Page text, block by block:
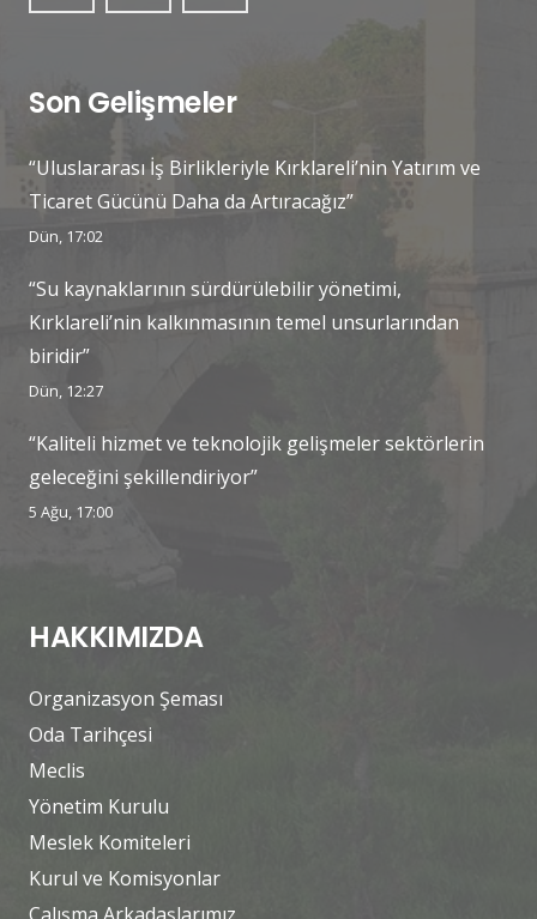
Son Gelişmeler
“Uluslararası İş Birlikleriyle Kırklareli’nin Yatırım ve
Ticaret Gücünü Daha da Artıracağız”
Dün, 17:02
“Su kaynaklarının sürdürülebilir yönetimi,
Kırklareli’nin kalkınmasının temel unsurlarından
biridir”
Dün, 12:27
“Kaliteli hizmet ve teknolojik gelişmeler sektörlerin
geleceğini şekillendiriyor”
5 Ağu, 17:00
HAKKIMIZDA
Organizasyon Şeması
Oda Tarihçesi
Meclis
Yönetim Kurulu
Meslek Komiteleri
Kurul ve Komisyonlar